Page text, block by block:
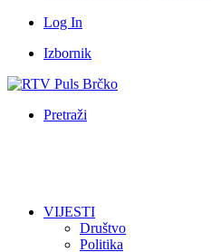
Log In
Izbornik
Pretraži
VIJESTI
Društvo
Politika